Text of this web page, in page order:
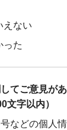
えない
った
てご意見が
文字以内）
などの個人